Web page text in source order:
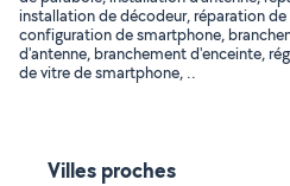
installation de décodeur, réparation
configuration de smartphone,
d'antenne, branchement d'enceinte,
de vitre de smartphone, ..
Villes proches